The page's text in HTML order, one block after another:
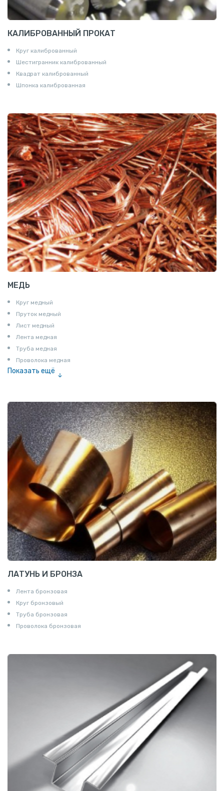
КАЛИБРОВАННЫЙ ПРОКАТ
Круг калиброванный
Шестигранник калиброванный
Квадрат калиброванный
Шпонка калиброванная
МЕДЬ
Круг медный
Пруток медный
Лист медный
Лента медная
Труба медная
Проволока медная
Показать ещё
ЛАТУНЬ И БРОНЗА
Лента бронзовая
Круг бронзовый
Труба бронзовая
Проволока бронзовая